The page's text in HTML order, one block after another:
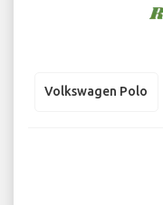
Volkswagen Polo